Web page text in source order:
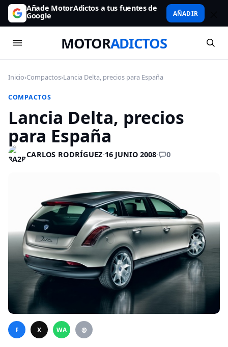
Añade MotorAdictos a tus fuentes de
Google AÑADIR
MOTORADICTOS
Inicio›Compactos›Lancia Delta, precios para España
COMPACTOS
Lancia Delta, precios
para España
CARLOS RODRÍGUEZ·16 JUNIO 2008· 0
F X WA @